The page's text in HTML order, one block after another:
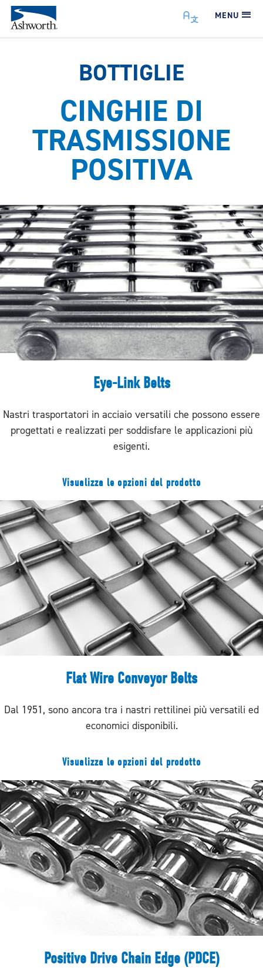
MENU
BOTTIGLIE
CINGHIE DI
TRASMISSIONE
POSITIVA
Eye-Link Belts
Nastri trasportatori in acciaio versatili che possono essere
progettati e realizzati per soddisfare le applicazioni più
esigenti.
Visualizza le opzioni del prodotto
Flat Wire Conveyor Belts
Dal 1951, sono ancora tra i nastri rettilinei più versatili ed
economici disponibili.
Visualizza le opzioni del prodotto
Positive Drive Chain Edge (PDCE)